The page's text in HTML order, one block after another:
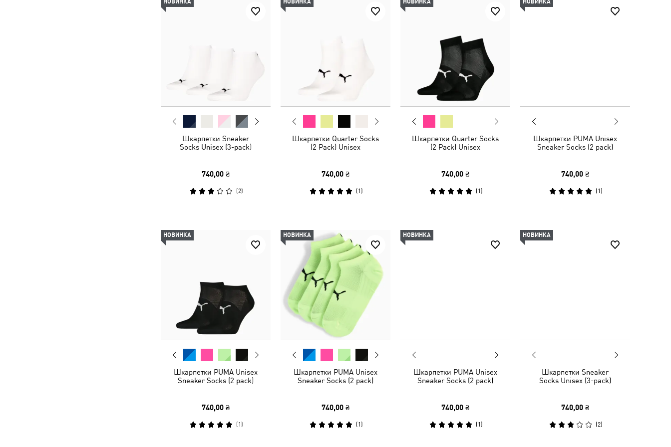
НОВИНКА
Шкарпетки Sneaker
Socks Unisex (3-pack)
740,00 ₴
(2)
НОВИНКА
Шкарпетки Quarter Socks
(2 Pack) Unisex
740,00 ₴
(1 )
НОВИНКА
Шкарпетки Quarter Socks
(2 Pack) Unisex
740,00 ₴
(1 )
НОВИНКА
Шкарпетки PUMA Unisex
Sneaker Socks (2 pack)
740,00 ₴
(1 )
НОВИНКА
Шкарпетки PUMA Unisex
Sneaker Socks (2 pack)
740,00 ₴
(1 )
НОВИНКА
Шкарпетки PUMA Unisex
Sneaker Socks (2 pack)
740,00 ₴
(1 )
НОВИНКА
Шкарпетки PUMA Unisex
Sneaker Socks (2 pack)
740,00 ₴
(1 )
НОВИНКА
Шкарпетки Sneaker
Socks Unisex (3-pack)
740,00 ₴
(2)